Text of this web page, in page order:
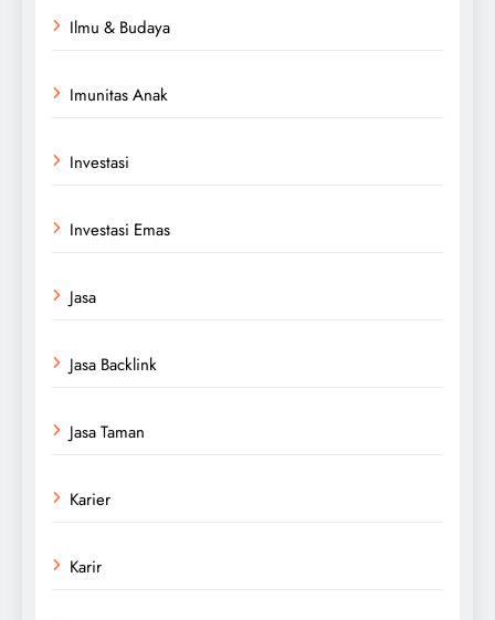
Ilmu & Budaya
Imunitas Anak
Investasi
Investasi Emas
Jasa
Jasa Backlink
Jasa Taman
Karier
Karir